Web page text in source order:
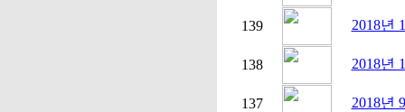
139 2018년
138 2018년
137 2018년